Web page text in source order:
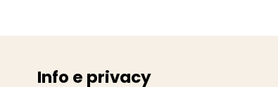
Info e privacy